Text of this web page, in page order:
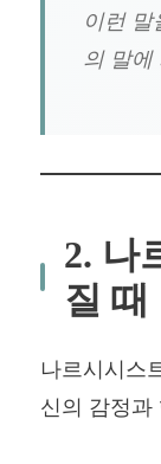
이런
의 말에
2. 나
질 때
나르시시스
신의 감정과